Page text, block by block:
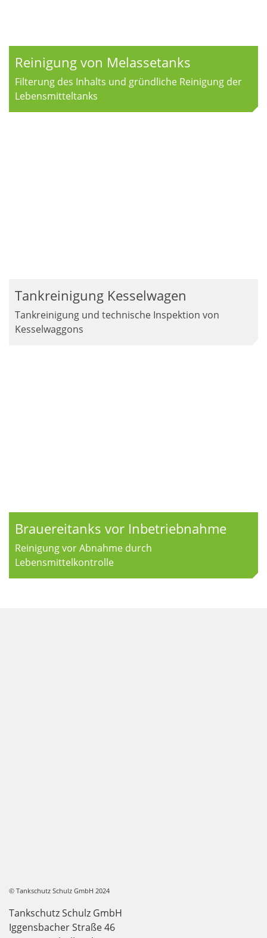
Reinigung von Melassetanks
Filterung des Inhalts und gründliche Reinigung der
Lebensmitteltanks
Tankreinigung Kesselwagen
Tankreinigung und technische Inspektion von
Kesselwaggons
Brauereitanks vor Inbetriebnahme
Reinigung vor Abnahme durch
Lebensmittelkontrolle
© Tankschutz Schulz GmbH 2024
Tankschutz Schulz GmbH
Iggensbacher Straße 46